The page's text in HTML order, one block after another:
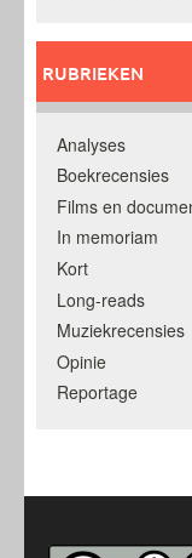
RUBRIEKEN
Analyses
Boekrecensies
Films en
In memoriam
Kort
Long-reads
Muziekrecensies
Opinie
Reportage